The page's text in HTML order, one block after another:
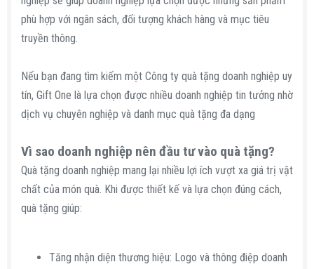
phù hợp với ngân sách, đối tượng khách hàng và mục tiêu
truyền thông.
Nếu bạn đang tìm kiếm một Công ty quà tặng doanh nghiệp uy
tín, Gift One là lựa chọn được nhiều doanh nghiệp tin tưởng nhờ
dịch vụ chuyên nghiệp và danh mục quà tặng đa dạng
Vì sao doanh nghiệp nên đầu tư vào quà tặng?​
Quà tặng doanh nghiệp mang lại nhiều lợi ích vượt xa giá trị vật
chất của món quà. Khi được thiết kế và lựa chọn đúng cách,
quà tặng giúp:
Tăng nhận diện thương hiệu: Logo và thông điệp doanh